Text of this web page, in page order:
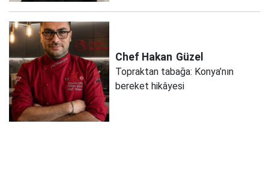
Chef Hakan Güzel
Topraktan tabağa: Konya’nın
bereket hikâyesi